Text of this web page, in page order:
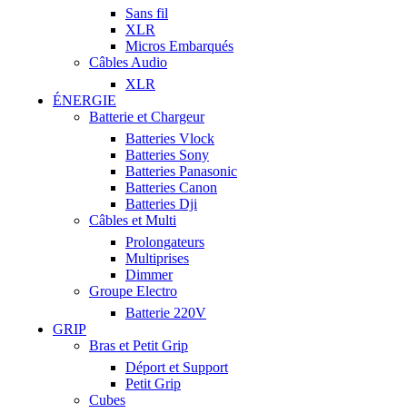
Sans fil
XLR
Micros Embarqués
Câbles Audio
XLR
ÉNERGIE
Batterie et Chargeur
Batteries Vlock
Batteries Sony
Batteries Panasonic
Batteries Canon
Batteries Dji
Câbles et Multi
Prolongateurs
Multiprises
Dimmer
Groupe Electro
Batterie 220V
GRIP
Bras et Petit Grip
Déport et Support
Petit Grip
Cubes